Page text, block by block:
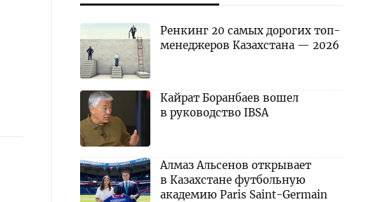
Ренкинг 20 самых дорогих топ-
менеджеров Казахстана — 2026
Кайрат Боранбаев вошел
в руководство IBSA
Алмаз Альсенов открывает
в Казахстане футбольную
академию Paris Saint-Germain